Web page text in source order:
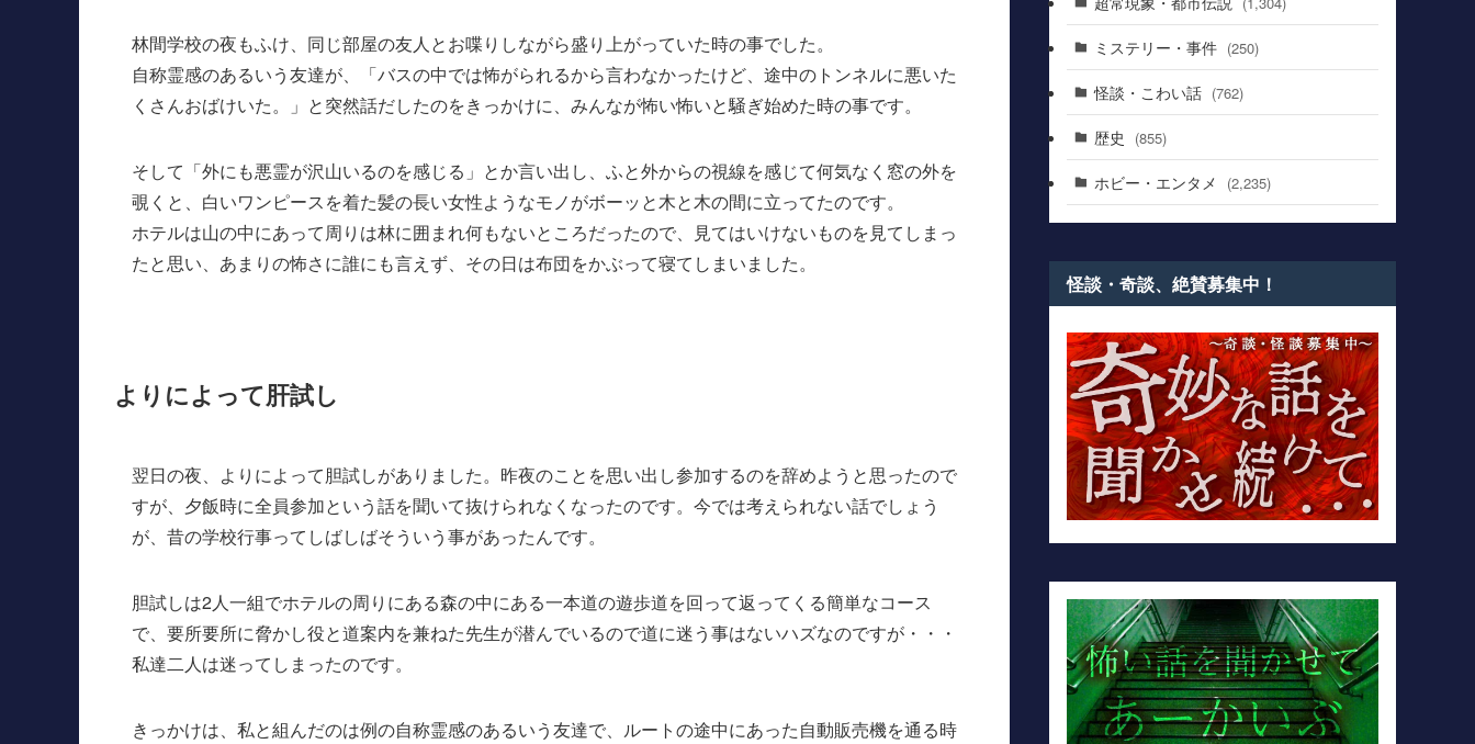
林間学校の夜もふけ、同じ部屋の友人とお喋りしながら盛り上がっていた時の事でした。
自称霊感のあるいう友達が、「バスの中では怖がられるから言わなかったけど、途中のトンネルに悪いた
くさんおばけいた。」と突然話だしたのをきっかけに、みんなが怖い怖いと騒ぎ始めた時の事です。
そして「外にも悪霊が沢山いるのを感じる」とか言い出し、ふと外からの視線を感じて何気なく窓の外を
覗くと、白いワンピースを着た髪の長い女性ようなモノがボーッと木と木の間に立ってたのです。
ホテルは山の中にあって周りは林に囲まれ何もないところだったので、見てはいけないものを見てしまっ
たと思い、あまりの怖さに誰にも言えず、その日は布団をかぶって寝てしまいました。
よりによって肝試し
翌日の夜、よりによって胆試しがありました。昨夜のことを思い出し参加するのを辞めようと思ったので
すが、夕飯時に全員参加という話を聞いて抜けられなくなったのです。今では考えられない話でしょう
が、昔の学校行事ってしばしばそういう事があったんです。
胆試しは2人一組でホテルの周りにある森の中にある一本道の遊歩道を回って返ってくる簡単なコース
で、要所要所に脅かし役と道案内を兼ねた先生が潜んでいるので道に迷う事はないハズなのですが・・・
私達二人は迷ってしまったのです。
きっかけは、私と組んだのは例の自称霊感のあるいう友達で、ルートの途中にあった自動販売機を通る時
ミステリー・事件 (250)
怪談・こわい話 (762)
歴史 (855)
ホビー・エンタメ (2,235)
怪談・奇談、絶賛募集中！